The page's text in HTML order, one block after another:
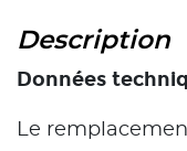
Description
Données
Le